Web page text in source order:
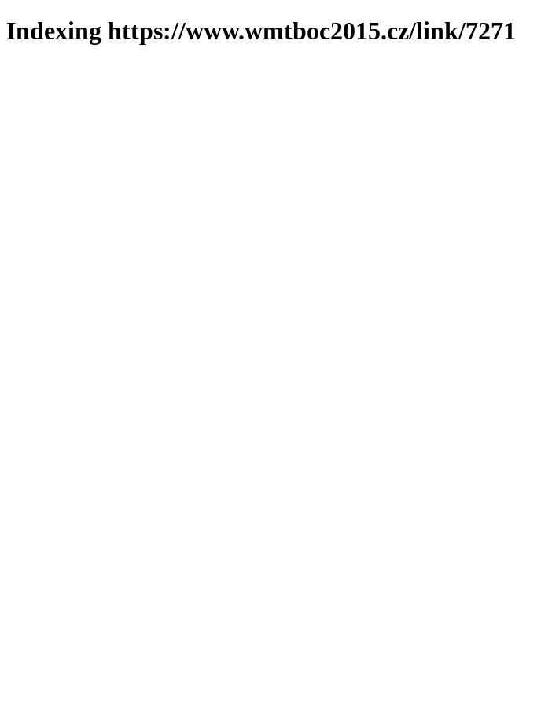
Indexing https://www.wmtboc2015.cz/link/7271